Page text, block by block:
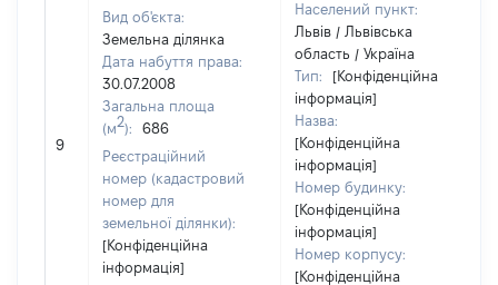
9
Вид об'єкта:
Земельна ділянка
Дата набуття права:
30.07.2008
Загальна площа
(м2):
686
Реєстраційний
номер (кадастровий
номер для
земельної ділянки):
[Конфіденційна
інформація]
Населений пункт:
Львів / Львівська
область / Україна
Тип:
[Конфіденційна
інформація]
Назва:
[Конфіденційна
інформація]
Номер будинку:
[Конфіденційна
інформація]
Номер корпусу:
[Конфіденційна